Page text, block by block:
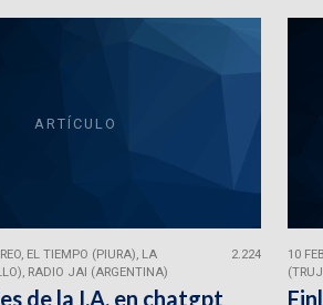
ARTÍCULO
EL TIEMPO (PIURA), LA
RADIO JAI (ARGENTINA)
2.224
de la I.A. en chatgpt
10